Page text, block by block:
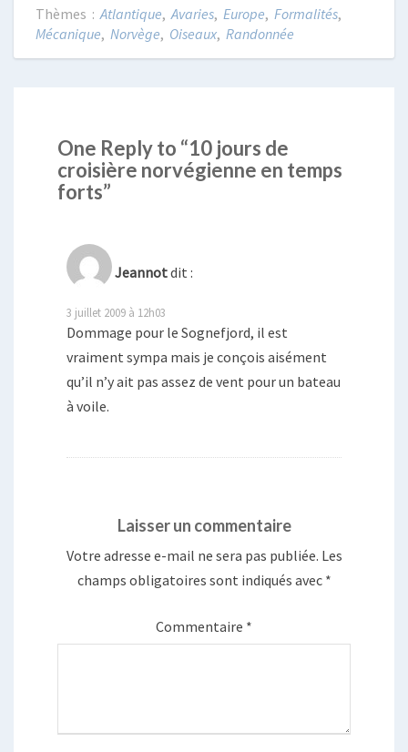
Atlantique,Avaries, Europe, Formalités,
Mécanique, Norvège, Oiseaux, Randonnée
One Reply to “10 jours de
croisière norvégienne en temps
forts”
Jeannotdit :
3 juillet 2009 à 12h03
Dommage pour le Sognefjord, il est
vraiment sympa mais je conçois aisément
qu’il n’y ait pas assez de vent pour un bateau
à voile.
Laisser un commentaire
Votre adresse e-mail ne sera pas publiée. Les
champs obligatoires sont indiqués avec *
Commentaire *